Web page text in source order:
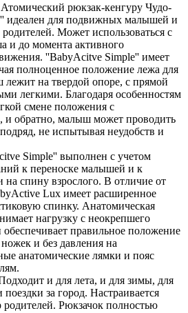
рюкзак-кенгуру Чудо-
идеален для подвижных малышей и
Может использоваться с
и до момента активного
''BabyAcitve Simple'' имеет
полноценное положение лежа для
на твердой опоре, с прямой
легкими. Благодаря особенностям
смене положения с
и обратно, малыш может проводить
не испытывая неудобств и
Simple'' выполнен с учетом
к переноске малышей и к
на спину взрослого. В отличие от
Lux имеет расширенное
спинку. Анатомическая
нагрузку с неокрепшего
правильное положение
и без давления на
анатомические лямки и пояс
и для лета, и для зимы, для
за город. Настраивается
Рюкзачок полностью